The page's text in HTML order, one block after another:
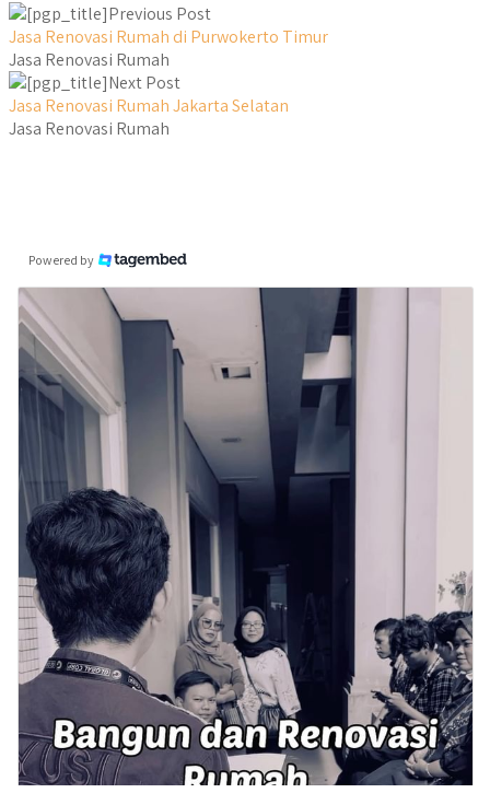
Previous Post
Jasa Renovasi Rumah di Purwokerto Timur
Jasa Renovasi Rumah
Next Post
Jasa Renovasi Rumah Jakarta Selatan
Jasa Renovasi Rumah
Powered by